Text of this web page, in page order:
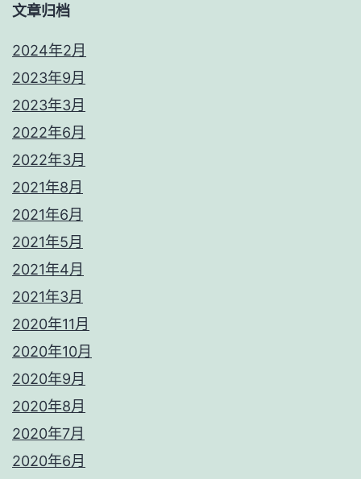
文章归档
2024年2月
2023年9月
2023年3月
2022年6月
2022年3月
2021年8月
2021年6月
2021年5月
2021年4月
2021年3月
2020年11月
2020年10月
2020年9月
2020年8月
2020年7月
2020年6月